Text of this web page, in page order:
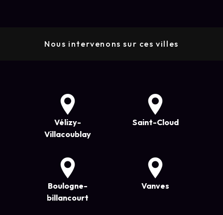
Nous intervenons sur ces villes
Vélizy-
Villacoublay
Saint-Cloud
Boulogne-
billancourt
Vanves